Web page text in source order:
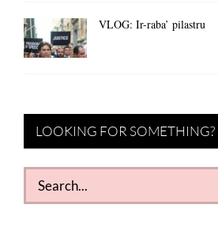
VLOG: Ir-raba’ pilastru
LOOKING FOR SOMETHING?
Search
for: